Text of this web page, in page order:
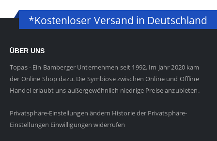
*Kostenloser Versand in Deutschland
ÜBER UNS
Topas - Ein Bamberger Unternehmen seit 1992. Im Jahr 2020 kam
der Online Shop dazu. Die Symbiose zwischen Online und Offline
Handel erlaubt uns außergewöhnlich niedrige Preise anzubieten.
Privatsphäre-Einstellungen ändern Historie der Privatsphäre-
Einstellungen Einwilligungen widerrufen